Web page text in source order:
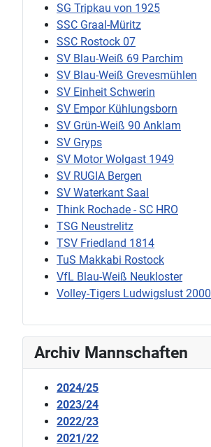
SG Tripkau von 1925
SSC Graal-Müritz
SSC Rostock 07
SV Blau-Weiß 69 Parchim
SV Blau-Weiß Grevesmühlen
SV Einheit Schwerin
SV Empor Kühlungsborn
SV Grün-Weiß 90 Anklam
SV Gryps
SV Motor Wolgast 1949
SV RUGIA Bergen
SV Waterkant Saal
Think Rochade - SC HRO
TSG Neustrelitz
TSV Friedland 1814
TuS Makkabi Rostock
VfL Blau-Weiß Neukloster
Volley-Tigers Ludwigslust 2000
Archiv Mannschaften
2024/25
2023/24
2022/23
2021/22